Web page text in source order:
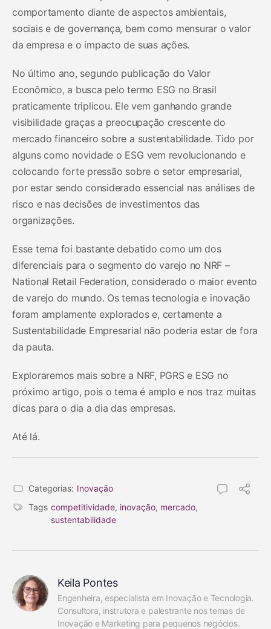
comportamento diante de aspectos ambientais,
sociais e de governança, bem como mensurar o valor
da empresa e o impacto de suas ações.
No último ano, segundo publicação do Valor
Econômico, a busca pelo termo ESG no Brasil
praticamente triplicou. Ele vem ganhando grande
visibilidade graças a preocupação crescente do
mercado financeiro sobre a sustentabilidade. Tido por
alguns como novidade o ESG vem revolucionando e
colocando forte pressão sobre o setor empresarial,
por estar sendo considerado essencial nas análises de
risco e nas decisões de investimentos das
organizações.
Esse tema foi bastante debatido como um dos
diferenciais para o segmento do varejo no NRF –
National Retail Federation, considerado o maior evento
de varejo do mundo. Os temas tecnologia e inovação
foram amplamente explorados e, certamente a
Sustentabilidade Empresarial não poderia estar de fora
da pauta.
Exploraremos mais sobre a NRF, PGRS e ESG no
próximo artigo, pois o tema é amplo e nos traz muitas
dicas para o dia a dia das empresas.
Até lá.
Categorias: Inovação
Tags competitividade, inovação, mercado,
sustentabilidade
Keila Pontes
Engenheira, especialista em Inovação e Tecnologia.
Consultora, instrutora e palestrante nos temas de
Inovação e Marketing para pequenos negócios.